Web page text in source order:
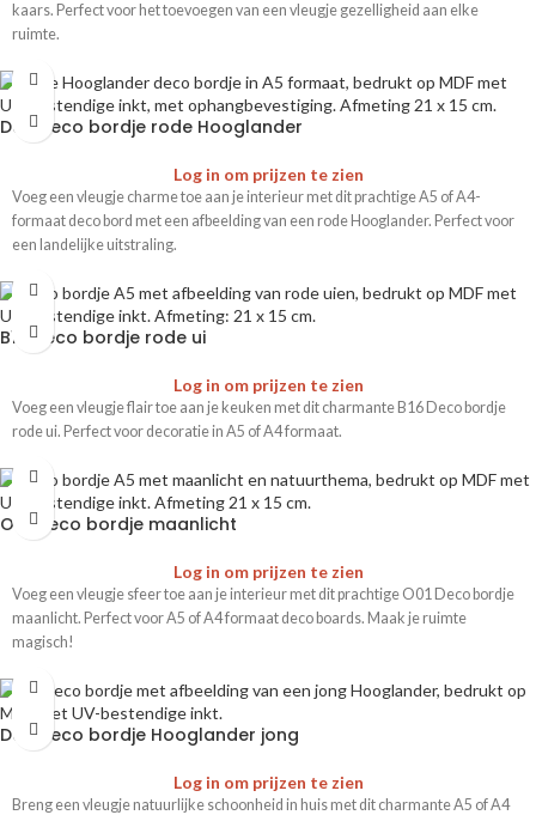
kaars. Perfect voor het toevoegen van een vleugje gezelligheid aan elke
ruimte.
D08 Deco bordje rode Hooglander
Log in om prijzen te zien
Voeg een vleugje charme toe aan je interieur met dit prachtige A5 of A4-
formaat deco bord met een afbeelding van een rode Hooglander. Perfect voor
een landelijke uitstraling.
B16 Deco bordje rode ui
Log in om prijzen te zien
Voeg een vleugje flair toe aan je keuken met dit charmante B16 Deco bordje
rode ui. Perfect voor decoratie in A5 of A4 formaat.
O01 Deco bordje maanlicht
Log in om prijzen te zien
Voeg een vleugje sfeer toe aan je interieur met dit prachtige O01 Deco bordje
maanlicht. Perfect voor A5 of A4 formaat deco boards. Maak je ruimte
magisch!
D09 deco bordje Hooglander jong
Log in om prijzen te zien
Breng een vleugje natuurlijke schoonheid in huis met dit charmante A5 of A4